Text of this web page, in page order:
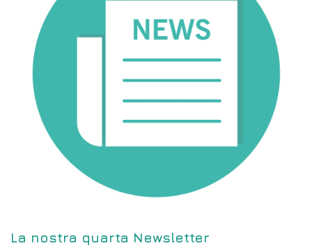
La nostra quarta Newsletter